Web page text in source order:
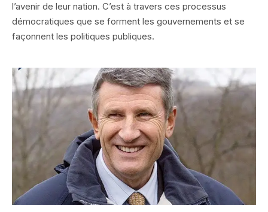
l’avenir de leur nation. C’est à travers ces processus
démocratiques que se forment les gouvernements et se
façonnent les politiques publiques.